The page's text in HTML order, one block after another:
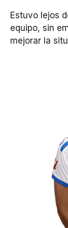
Estuvo lejos
equipo, sin
mejorar la